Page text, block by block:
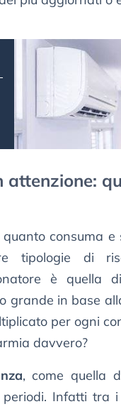
attenzione:
consuma e
tipologie di
è quella
grande in base
per ogni
davvero?
, come quella
Infatti tra